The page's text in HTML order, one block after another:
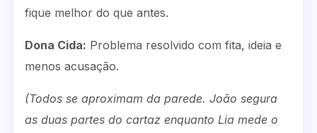
fique melhor do que antes.
Dona Cida: Problema resolvido com fita, ideia e
menos acusação.
(Todos se aproximam da parede. João segura
as duas partes do cartaz enquanto Lia mede o